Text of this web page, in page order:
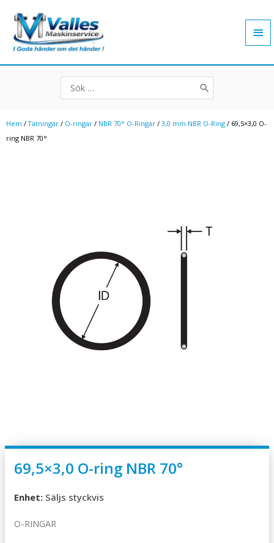
innehåll
Search
for:
Hem /Tätningar / O-ringar / NBR 70° O-Ringar / 3,0 mm NBR O-Ring / 69,5×3,0 O-
ring NBR 70°
69,5×3,0 O-ring NBR 70°
Enhet: Säljs styckvis
O-RINGAR